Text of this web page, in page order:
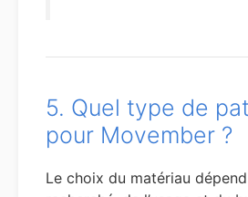
5. Quel type de
pour Movember ?
Le choix du matériau